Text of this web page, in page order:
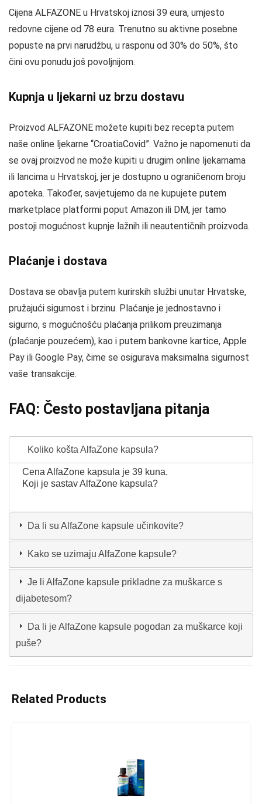
Cijena ALFAZONE u Hrvatskoj iznosi 39 eura, umjesto
redovne cijene od 78 eura. Trenutno su aktivne posebne
popuste na prvi narudžbu, u rasponu od 30% do 50%, što
čini ovu ponudu još povoljnijom.
Kupnja u ljekarni uz brzu dostavu
Proizvod ALFAZONE možete kupiti bez recepta putem
naše online ljekarne “CroatiaCovid”. Važno je napomenuti da
se ovaj proizvod ne može kupiti u drugim online ljekarnama
ili lancima u Hrvatskoj, jer je dostupno u ograničenom broju
apoteka. Također, savjetujemo da ne kupujete putem
marketplace platformi poput Amazon ili DM, jer tamo
postoji mogućnost kupnje lažnih ili neautentičnih proizvoda.
Plaćanje i dostava
Dostava se obavlja putem kurirskih službi unutar Hrvatske,
pružajući sigurnost i brzinu. Plaćanje je jednostavno i
sigurno, s mogućnošću plaćanja prilikom preuzimanja
(plaćanje pouzećem), kao i putem bankovne kartice, Apple
Pay ili Google Pay, čime se osigurava maksimalna sigurnost
vaše transakcije.
FAQ: Često postavljana pitanja
Koliko košta AlfaZone kapsula?
Cena AlfaZone kapsula je 39 kuna.
Koji je sastav AlfaZone kapsula?
Da li su AlfaZone kapsule učinkovite?
Kako se uzimaju AlfaZone kapsule?
Je li AlfaZone kapsule prikladne za muškarce s
dijabetesom?
Da li je AlfaZone kapsule pogodan za muškarce koji
puše?
Related Products